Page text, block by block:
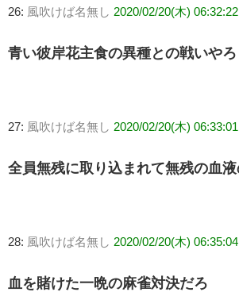
26: 風吹けば名無し 2020/02/20(木)
青い彼岸花主食の異種との戦いやろ
27: 風吹けば名無し 2020/02/20(木)
全員無残に取り込まれて無残の血液
28: 風吹けば名無し 2020/02/20(木)
血を賭けた一晩の麻雀対決だろ